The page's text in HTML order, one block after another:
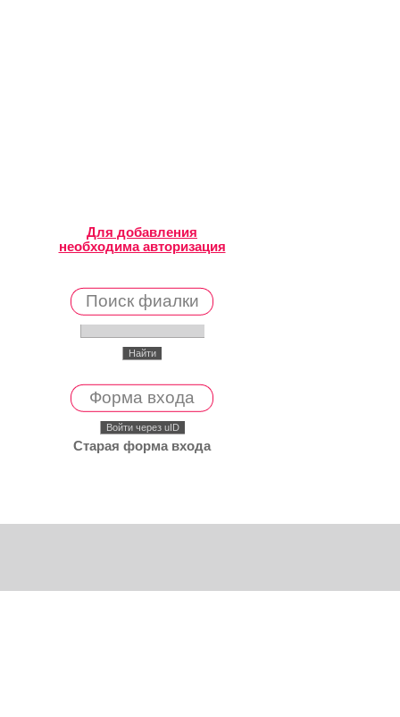
Для добавления
необходима авторизация
Поиск фиалки
Форма входа
Войти через uID
Старая форма входа